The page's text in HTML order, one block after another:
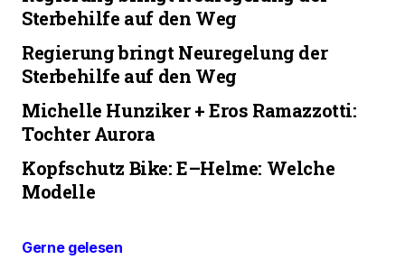
Sterbehilfe auf den Weg
Regierung bringt Neuregelung der
Sterbehilfe auf den Weg
Michelle Hunziker + Eros Ramazzotti:
Tochter Aurora
Kopfschutz Bike: E–Helme: Welche
Modelle
Gerne gelesen